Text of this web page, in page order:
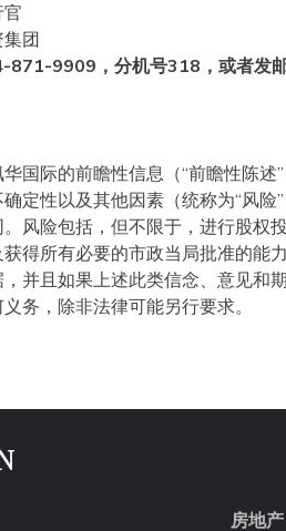
团
871-9909 ，分机号318 ，或者发
国际的前瞻性信息（“前瞻性陈
定性以及其他因素（统称为“风
风险包括，但不限于，进行股权
得所有必要的市政当局批准的能
并且如果上述此类信念、意见和
务，除非法律可能另行要求。
房地产